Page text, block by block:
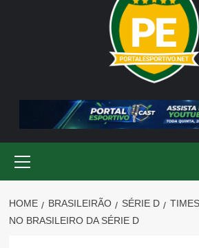
Menu
HOME BRASILEIRÃO SÉRIE D
NO BRASILEIRO DA SÉRIE D